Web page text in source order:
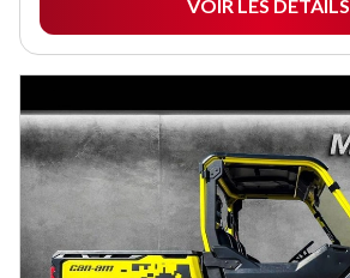
VOIR LES DÉTAILS